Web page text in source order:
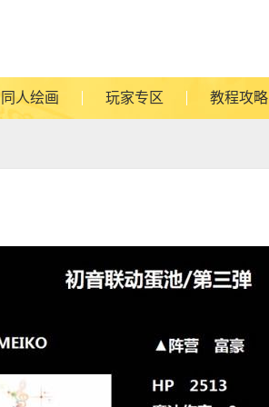
同人绘画 玩家专区 教程攻略